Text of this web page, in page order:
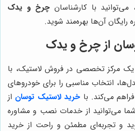
با کارشناسان چرخ و یدک
رایگان آن‌ها بهره‌مند شوید.
از چرخ و یدک
یک مرکز تخصصی در فروش لاستیک، با
انتخاب مناسبی را برای خودروهای
می‌کند. با خرید لاستیک توسان از
می‌توانید از خدمات نصب و مشاوره
و تجربه‌ای مطمئن و راحت از خرید